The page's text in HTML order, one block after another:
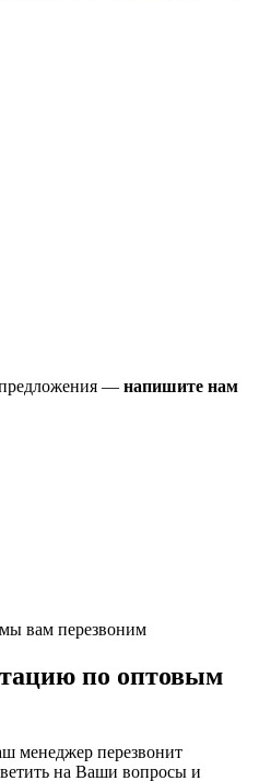
предложения — напишите нам
вам перезвоним
по оптовым
менеджер перезвонит
на Ваши вопросы и